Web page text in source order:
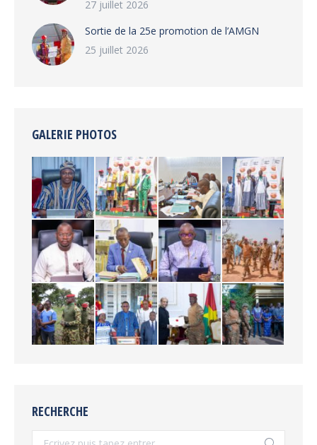
27 juillet 2026
‎Sortie de la 25e promotion de l’AMGN
25 juillet 2026
GALERIE PHOTOS
RECHERCHE
Recherche